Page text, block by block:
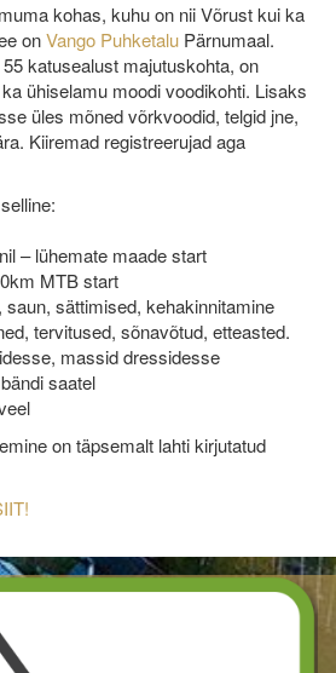
kohas, kuhu on nii Võrust kui ka
onVango Puhketalu Pärnumaal.
katusealust majutuskohta, on
ühiselamu moodi voodikohti. Lisaks
üles mõned võrkvoodid, telgid jne,
Kiiremad registreerujad aga
– lühemate maade start
MTB start
sättimised, kehakinnitamine
tervitused, sõnavõtud, etteasted.
massid dressidesse
saatel
on täpsemalt lahti kirjutatud